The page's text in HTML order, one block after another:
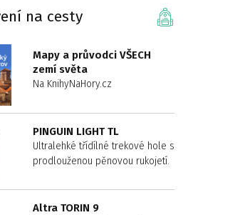
na cesty
Mapy a průvodci VŠECH
zemí světa
Na KnihyNaHory.cz
PINGUIN LIGHT TL
Ultralehké třídílné trekové hole s
prodlouženou pěnovou rukojetí.
Altra TORIN 9